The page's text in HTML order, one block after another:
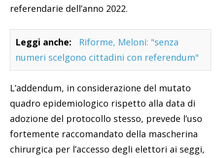
referendarie dell’anno 2022.
Leggi anche:
Riforme, Meloni: "senza
numeri scelgono cittadini con referendum"
L’addendum, in considerazione del mutato
quadro epidemiologico rispetto alla data di
adozione del protocollo stesso, prevede l’uso
fortemente raccomandato della mascherina
chirurgica per l’accesso degli elettori ai seggi,